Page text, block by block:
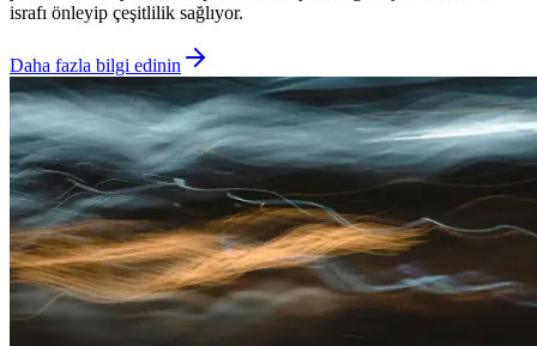
israfı önleyip çeşitlilik sağlıyor.
Daha fazla bilgi edinin